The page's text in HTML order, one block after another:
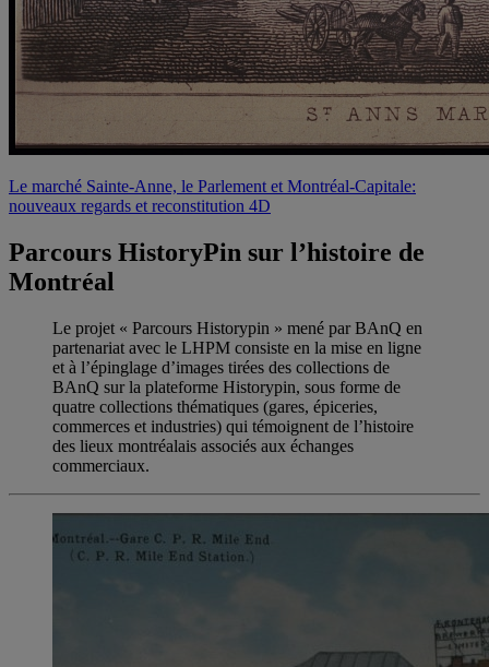
Le marché Sainte-Anne, le Parlement et Montréal-Capitale:
nouveaux regards et reconstitution 4D
Parcours HistoryPin sur l’histoire de
Montréal
Le projet « Parcours Historypin » mené par BAnQ en
partenariat avec le LHPM consiste en la mise en ligne
et à l’épinglage d’images tirées des collections de
BAnQ sur la plateforme Historypin, sous forme de
quatre collections thématiques (gares, épiceries,
commerces et industries) qui témoignent de l’histoire
des lieux montréalais associés aux échanges
commerciaux.